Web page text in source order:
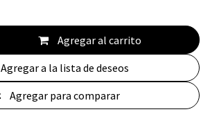
Agregar al carrito
Agregar para comparar
Agregar a la lista de deseos